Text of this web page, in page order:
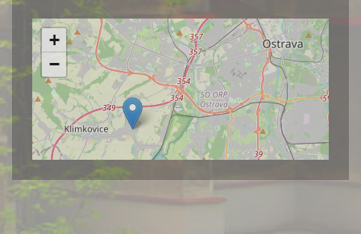
+
−
| © OpenStreetMap.org